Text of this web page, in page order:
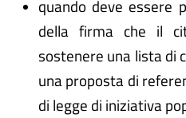
quando deve essere
della firma che il
sostenere una lista di
una proposta di
di legge di iniziativa